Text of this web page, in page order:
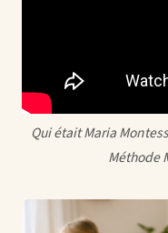
Qui était Maria
Méthode